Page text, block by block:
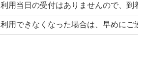
利用当日の受付はありませんので、到着
利用できなくなった場合は、早めにご連